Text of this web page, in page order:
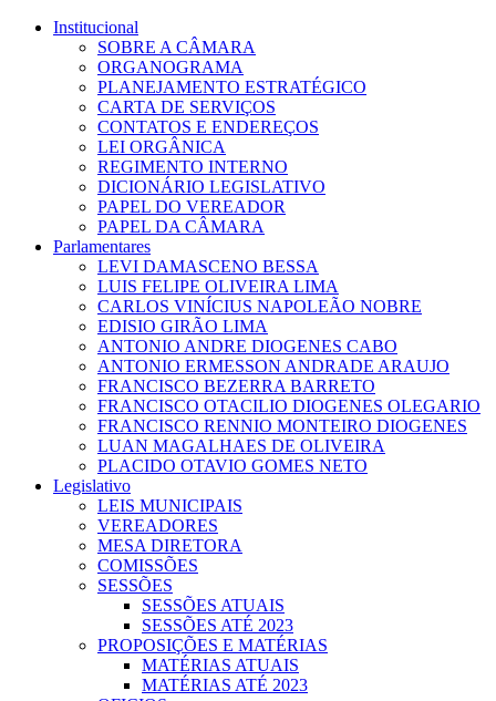
Institucional
SOBRE A CÂMARA
ORGANOGRAMA
PLANEJAMENTO ESTRATÉGICO
CARTA DE SERVIÇOS
CONTATOS E ENDEREÇOS
LEI ORGÂNICA
REGIMENTO INTERNO
DICIONÁRIO LEGISLATIVO
PAPEL DO VEREADOR
PAPEL DA CÂMARA
Parlamentares
LEVI DAMASCENO BESSA
LUIS FELIPE OLIVEIRA LIMA
CARLOS VINÍCIUS NAPOLEÃO NOBRE
EDISIO GIRÃO LIMA
ANTONIO ANDRE DIOGENES CABO
ANTONIO ERMESSON ANDRADE ARAUJO
FRANCISCO BEZERRA BARRETO
FRANCISCO OTACILIO DIOGENES OLEGARIO
FRANCISCO RENNIO MONTEIRO DIOGENES
LUAN MAGALHAES DE OLIVEIRA
PLACIDO OTAVIO GOMES NETO
Legislativo
LEIS MUNICIPAIS
VEREADORES
MESA DIRETORA
COMISSÕES
SESSÕES
SESSÕES ATUAIS
SESSÕES ATÉ 2023
PROPOSIÇÕES E MATÉRIAS
MATÉRIAS ATUAIS
MATÉRIAS ATÉ 2023